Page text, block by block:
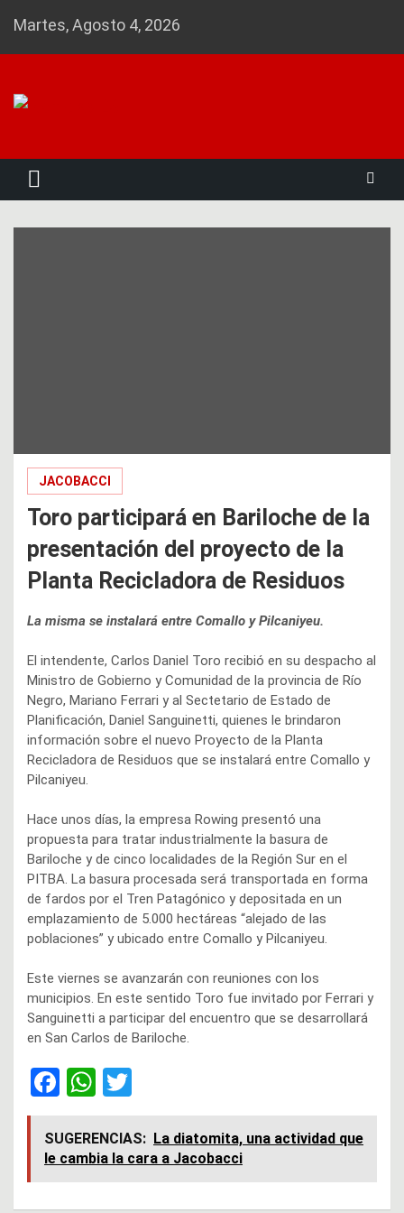
Martes, Agosto 4, 2026
JACOBACCI
Toro participará en Bariloche de la
presentación del proyecto de la
Planta Recicladora de Residuos
La misma se instalará entre Comallo y Pilcaniyeu.
El intendente, Carlos Daniel Toro recibió en su despacho al
Ministro de Gobierno y Comunidad de la provincia de Río
Negro, Mariano Ferrari y al Sectetario de Estado de
Planificación, Daniel Sanguinetti, quienes le brindaron
información sobre el nuevo Proyecto de la Planta
Recicladora de Residuos que se instalará entre Comallo y
Pilcaniyeu.
Hace unos días, la empresa Rowing presentó una
propuesta para tratar industrialmente la basura de
Bariloche y de cinco localidades de la Región Sur en el
PITBA. La basura procesada será transportada en forma
de fardos por el Tren Patagónico y depositada en un
emplazamiento de 5.000 hectáreas “alejado de las
poblaciones” y ubicado entre Comallo y Pilcaniyeu.
Este viernes se avanzarán con reuniones con los
municipios. En este sentido Toro fue invitado por Ferrari y
Sanguinetti a participar del encuentro que se desarrollará
en San Carlos de Bariloche.
F
a
ce
b
W
h
at
s
wi
tt
er
SUGERENCIAS: La diatomita, una actividad que
le cambia la cara a Jacobacci